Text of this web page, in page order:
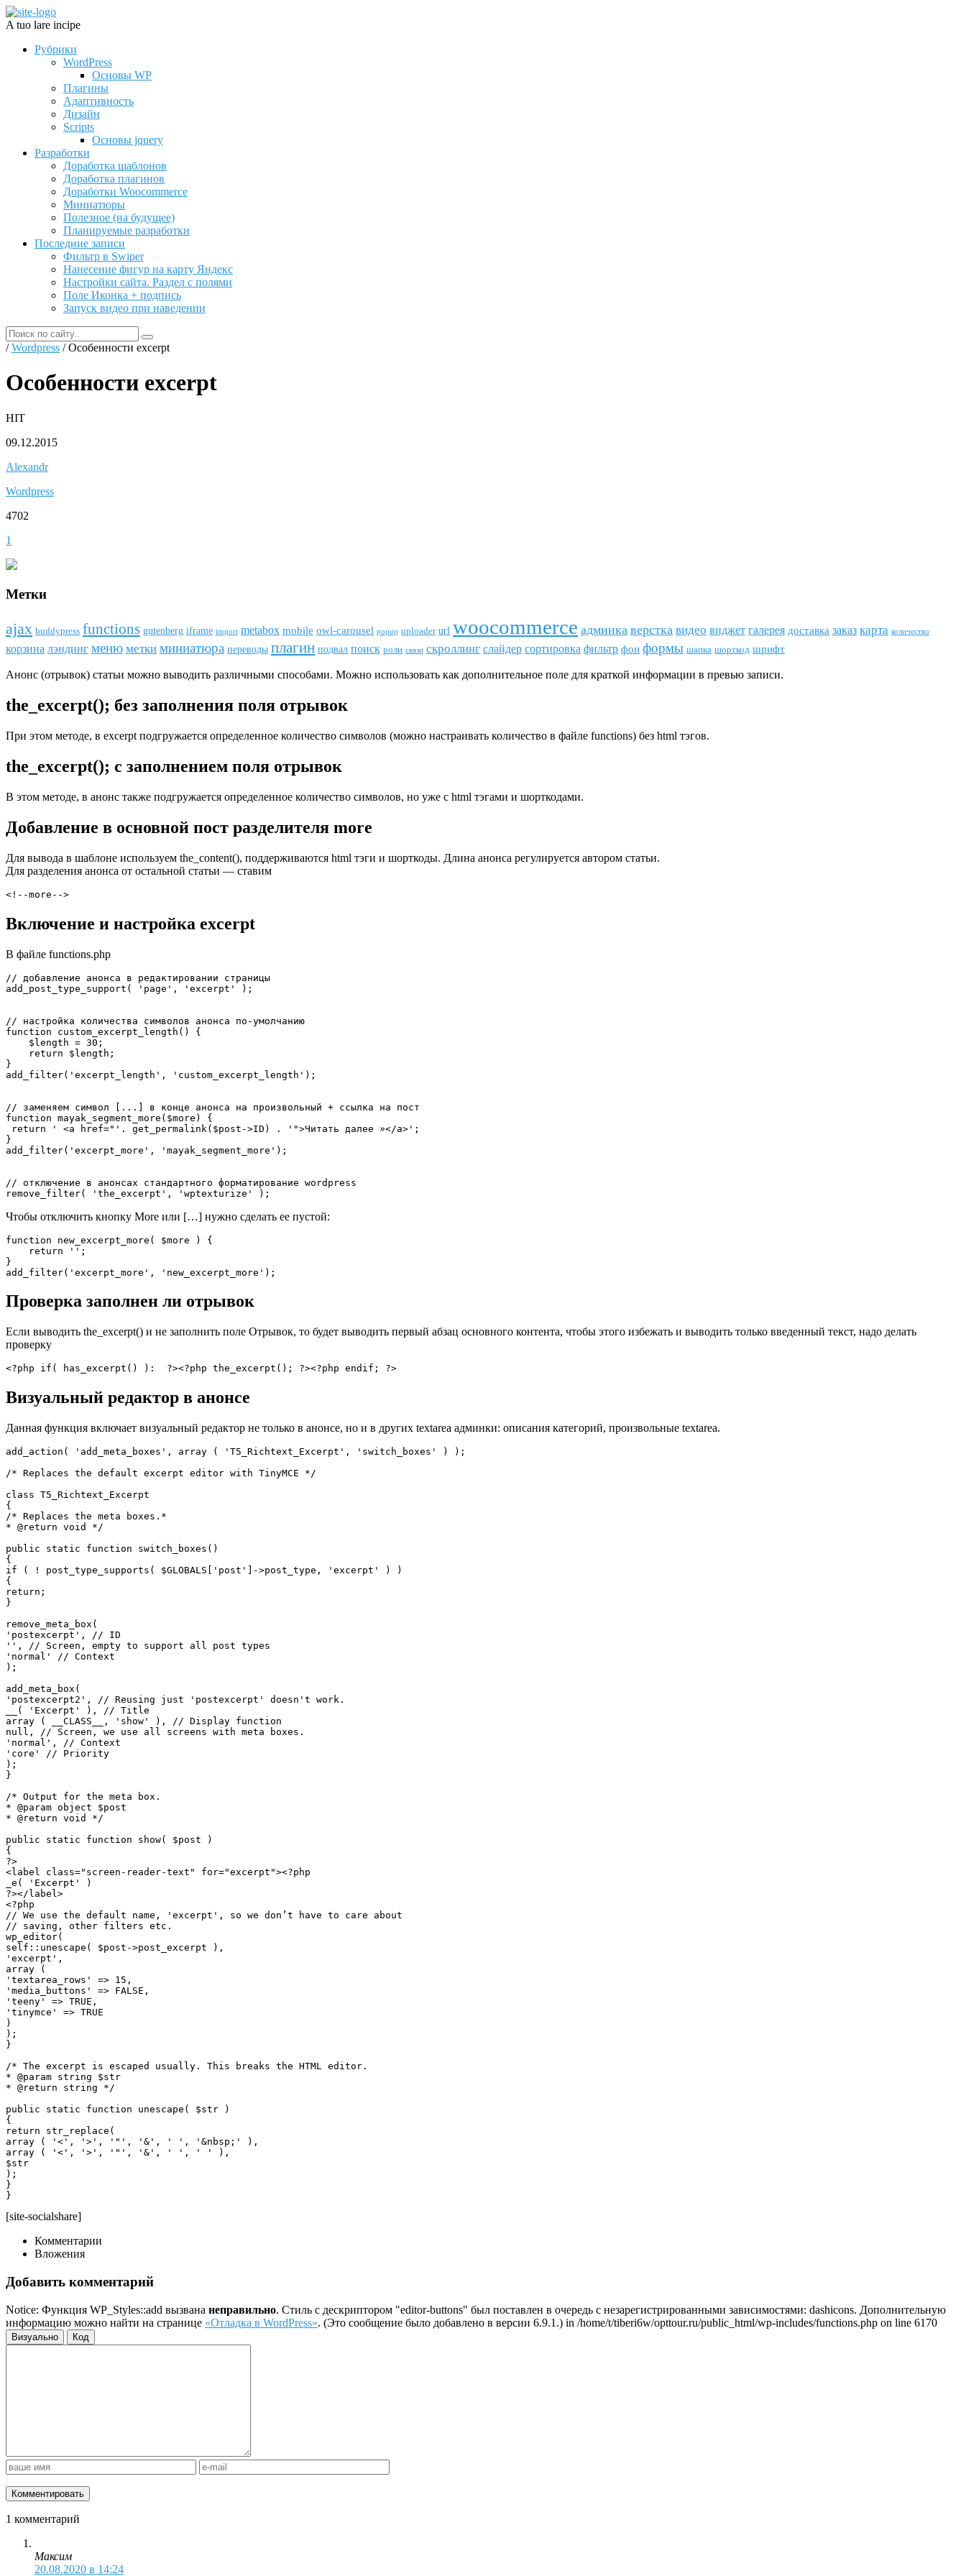
A tuo lare incipe
Рубрики
WordPress
Основы WP
Плагины
Адаптивность
Дизайн
Scripts
Основы jquery
Разработки
Доработка шаблонов
Доработка плагинов
Доработки Woocommerce
Миниатюры
Полезное (на будущее)
Планируемые разработки
Последние записи
Фильтр в Swiper
Нанесение фигур на карту Яндекс
Настройки сайта. Раздел с полями
Поле Иконка + подпись
Запуск видео при наведении
/Wordpress / Особенности excerpt
Особенности excerpt
HIT
09.12.2015
Alexandr
Wordpress
4702
1
Метки
ajax buddypress funсtions gutenberg iframe import metabox mobile owl-carousel popup uploader url woocommerce админка верстка видео виджет галерея доставка заказ карта количество
корзина лэндинг меню метки миниатюра переводы плагин подвал поиск роли связи скроллинг слайдер сортировка фильтр фон формы шапка шорткод шрифт
Анонс (отрывок) статьи можно выводить различными способами. Можно использовать как дополнительное поле для краткой информации в превью записи.
the_excerpt(); без заполнения поля отрывок
При этом методе, в excerpt подгружается определенное количество символов (можно настраивать количество в файле funсtions) без html тэгов.
the_excerpt(); с заполнением поля отрывок
В этом методе, в анонс также подгружается определенное количество символов, но уже с html тэгами и шорткодами.
Добавление в основной пост разделителя more
Для вывода в шаблоне используем the_content(), поддерживаются html тэги и шорткоды. Длина анонса регулируется автором статьи.
Для разделения анонса от остальной статьи — ставим
<!--more-->
Включение и настройка excerpt
В файле funсtions.php
// добавление анонса в редактировании страницы
add_post_type_support( 'page', 'excerpt' );
// настройка количества символов анонса по-умолчанию
function custom_excerpt_length() {
}
add_filter('excerpt_length', 'custom_excerpt_length');
// заменяем символ [...] в конце анонса на произвольный + ссылка на пост
function mayak_segment_more($more) {
}
add_filter('excerpt_more', 'mayak_segment_more');
// отключение в анонсах стандартного форматирование wordpress
remove_filter( 'the_excerpt', 'wptexturize' );
Чтобы отключить кнопку More или […] нужно сделать ее пустой:
function new_excerpt_more( $more ) {
}
add_filter('excerpt_more', 'new_excerpt_more');
Проверка заполнен ли отрывок
Если выводить the_excerpt() и не заполнить поле Отрывок, то будет выводить первый абзац основного контента, чтобы этого избежать и выводить только введенный текст, надо делать
проверку
<?php if( has_excerpt() ):  ?><?php the_excerpt(); ?><?php endif; ?>
Визуальный редактор в анонсе
Данная функция включает визуальный редактор не только в анонсе, но и в других textarea админки: описания категорий, произвольные textarea.
add_action( 'add_meta_boxes', array ( 'T5_Richtext_Excerpt', 'switch_boxes' ) );
/* Replaces the default excerpt editor with TinyMCE */
class T5_Richtext_Excerpt
{
/* Replaces the meta boxes.*
* @return void */
public static function switch_boxes()
{
if ( ! post_type_supports( $GLOBALS['post']->post_type, 'excerpt' ) )
{
return;
}
remove_meta_box(
'postexcerpt', // ID
'', // Screen, empty to support all post types
'normal' // Context
);
add_meta_box(
'postexcerpt2', // Reusing just 'postexcerpt' doesn't work.
__( 'Excerpt' ), // Title
array ( __CLASS__, 'show' ), // Display function
null, // Screen, we use all screens with meta boxes.
'normal', // Context
'core' // Priority
);
}
/* Output for the meta box.
* @param object $post
* @return void */
public static function show( $post )
{
?>
<label class="screen-reader-text" for="excerpt"><?php
_e( 'Excerpt' )
?></label>
<?php
// We use the default name, 'excerpt', so we don’t have to care about
// saving, other filters etc.
wp_editor(
self::unescape( $post->post_excerpt ),
'excerpt',
array (
'textarea_rows' => 15,
'media_buttons' => FALSE,
'teeny' => TRUE,
'tinymce' => TRUE
)
);
}
/* The excerpt is escaped usually. This breaks the HTML editor.
* @param string $str
* @return string */
public static function unescape( $str )
{
return str_replace(
array ( '<', '>', '"', '&', ' ', '&nbsp;' ),
array ( '<', '>', '"', '&', ' ', ' ' ),
$str
);
}
}
[site-socialshare]
Комментарии
Вложения
Добавить комментарий
Notice: Функция WP_Styles::add вызвана неправильно. Стиль с дескриптором "editor-buttons" был поставлен в очередь с незарегистрированными зависимостями: dashicons. Дополнительную
информацию можно найти на странице «Отладка в WordPress». (Это сообщение было добавлено в версии 6.9.1.) in /home/t/tiberi6w/opttour.ru/public_html/wp-includes/functions.php on line 6170
Визуально Код
1 комментарий
Максим
20.08.2020 в 14:24